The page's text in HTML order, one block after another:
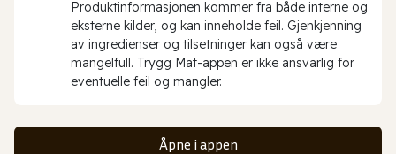
Produktinformasjonen kommer fra både interne og
eksterne kilder, og kan inneholde feil. Gjenkjenning
av ingredienser og tilsetninger kan også være
mangelfull. Trygg Mat-appen er ikke ansvarlig for
eventuelle feil og mangler.
Åpne i appen